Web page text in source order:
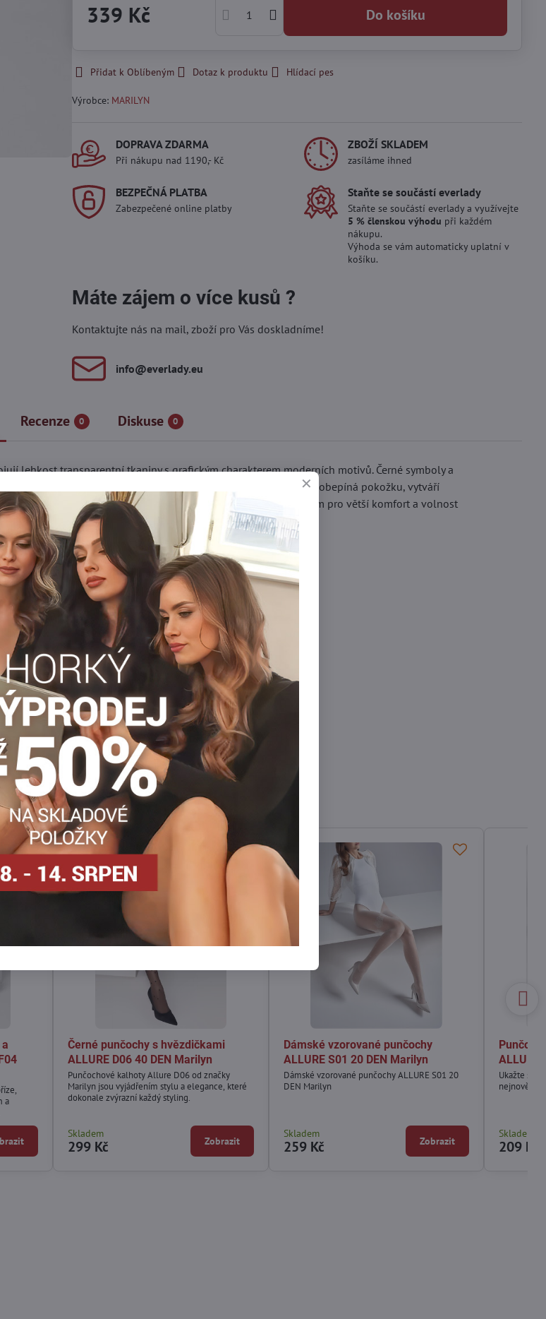
339 Kč Do košíku
Přidat k Oblíbeným Dotaz k produktu Hlídací pes
Výrobce: MARILYN
DOPRAVA ZDARMA
Při nákupu nad 1190,- Kč
ZBOŽÍ SKLADEM
zasíláme ihned
BEZPEČNÁ PLATBA
Zabezpečené online platby
Staňte se součástí everlady
Staňte se součástí everlady a využívejte
5 % členskou výhodu při každém
nákupu.
Výhoda se vám automaticky uplatní v
košíku.
Máte zájem o více kusů ?
Kontaktujte nás na mail, zboží pro Vás doskladníme!
info​@everlady​.eu
Recenze 0 Diskuse 0
lehkost transparentní tkaniny s grafickým charakterem moderních motivů. Černé symboly a
pohledy a vytvářejí efekt dynamického pohybu. Materiál jemně obepíná pokožku, vytváří
punčochy na místě po celý den. Model je doplněn malým klínkem pro větší komfort a volnost
Dámské punčocháče DEN Vzorované pančuchy
BlueskyPinterest RedditLinkedIn WhatsApp
E-
a
Černé punčochy s hvězdičkami
ALLURE D06 40 DEN Marilyn
Punčochové kalhoty Allure D06 od značky
Marilyn jsou vyjádřením stylu a elegance, které
dokonale zvýrazní každý styling.
Skladem
299 Kč Zobrazit
Dámské vzorované punčochy
ALLURE S01 20 DEN Marilyn
Dámské vzorované punčochy ALLURE S01 20
DEN Marilyn
Skladem
259 Kč Zobrazit
ALLURE
Ukažte své
Skladem
209 Kč